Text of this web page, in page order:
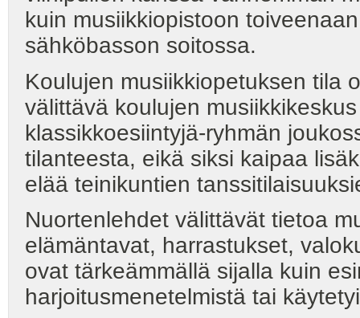
kuin musiikkiopistoon
sähköbasson soitossa.
Koulujen musiikkiopetuksen tila
välittävä koulujen
klassikkoesiintyjä-ryhmän
tilanteesta, eikä siksi kaipaa
elää teinikuntien
Nuortenlehdet välittävät tietoa
elämäntavat, harrastukset,
ovat tärkeämmällä sijalla kuin
harjoitusmenetelmistä tai